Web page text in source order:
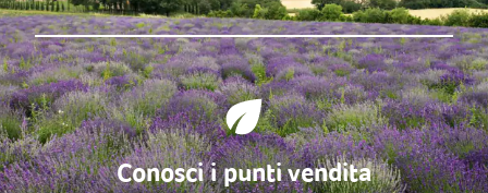
Conosci i punti vendita